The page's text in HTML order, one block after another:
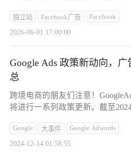
哪一个回报率更高？诸如此类的一
问。今天就针对这两个渠道给大家
独立站 Facebook广告 Facebook
2026-06-01 17:00:00
Google Ads 政策新动向，广
总
跨境电商的朋友们注意！
将进行一系列政策更新。截至
新、新的“约会和陪伴服务广告”政
广告客户认证计划、“虚假陈述”政
Google 大事件 Google Adwords
2024-12-14 01:58:55